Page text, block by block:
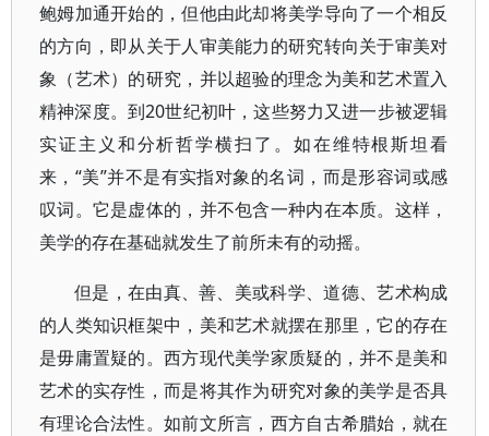
鲍姆加通开始的，但他由此却将美学导向了一个相反
的方向，即从关于人审美能力的研究转向关于审美对
象（艺术）的研究，并以超验的理念为美和艺术置入
精神深度。到20世纪初叶，这些努力又进一步被逻辑
实证主义和分析哲学横扫了。如在维特根斯坦看
来，“美”并不是有实指对象的名词，而是形容词或感
叹词。它是虚体的，并不包含一种内在本质。这样，
美学的存在基础就发生了前所未有的动摇。
但是，在由真、善、美或科学、道德、艺术构成
的人类知识框架中，美和艺术就摆在那里，它的存在
是毋庸置疑的。西方现代美学家质疑的，并不是美和
艺术的实存性，而是将其作为研究对象的美学是否具
有理论合法性。如前文所言，西方自古希腊始，就在